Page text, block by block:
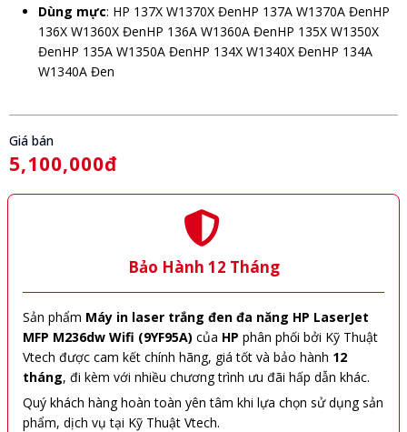
Dùng mực: HP 137X W1370X ĐenHP 137A W1370A ĐenHP
136X W1360X ĐenHP 136A W1360A ĐenHP 135X W1350X
ĐenHP 135A W1350A ĐenHP 134X W1340X ĐenHP 134A
W1340A Đen
Giá bán
5,100,000đ
Bảo Hành 12 Tháng
Sản phẩm Máy in laser trắng đen đa năng HP LaserJet
MFP M236dw Wifi (9YF95A) của HP phân phối bởi Kỹ Thuật
Vtech được cam kết chính hãng, giá tốt và bảo hành 12
tháng, đi kèm với nhiều chương trình ưu đãi hấp dẫn khác.
Quý khách hàng hoàn toàn yên tâm khi lựa chọn sử dụng sản
phẩm, dịch vụ tại Kỹ Thuật Vtech.